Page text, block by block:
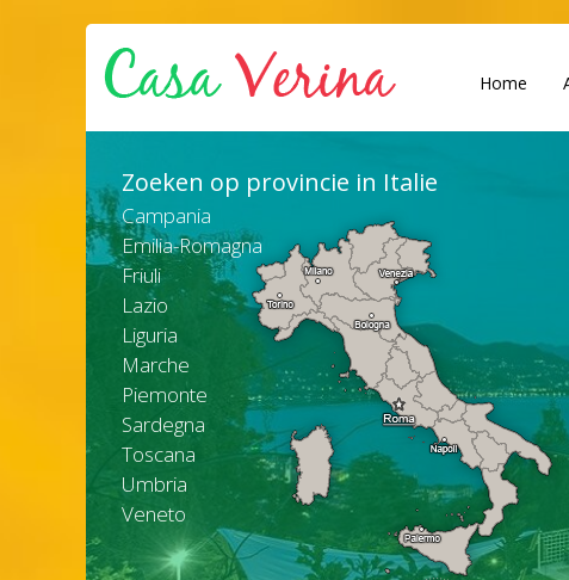
Home
Zoeken op provincie in Italie
Campania
Emilia-Romagna
Friuli
Lazio
Liguria
Marche
Piemonte
Sardegna
Toscana
Umbria
Veneto